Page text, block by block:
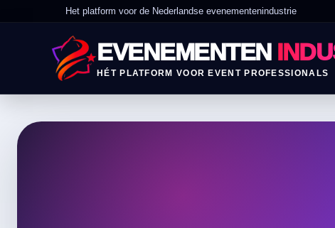
Het platform voor de Nederlandse evenementenindustrie
EVENEMENTEN
HÉT PLATFORM VOOR EVENT PROFESSIONALS